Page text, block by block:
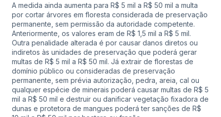
A medida ainda aumenta para R$ 5 mil a R$ 50 mil a multa
por cortar árvores em floresta considerada de preservação
permanente, sem permissão da autoridade competente.
Anteriormente, os valores eram de R$ 1,5 mil a R$ 5 mil.
Outra penalidade alterada é por causar danos diretos ou
indiretos às unidades de preservação que poderá gerar
multas de R$ 5 mil a R$ 50 mil. Já extrair de florestas de
domínio público ou consideradas de preservação
permanente, sem prévia autorização, pedra, areia, cal ou
qualquer espécie de minerais poderá causar multas de R$ 5
mil a R$ 50 mil e destruir ou danificar vegetação fixadora de
dunas e protetora de mangues poderá ter sanções de R$